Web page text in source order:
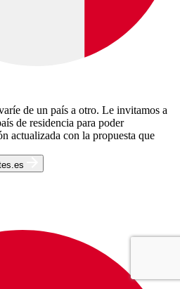
de un país a otro. Le invitamos a
de residencia para poder
actualizada con la propuesta que